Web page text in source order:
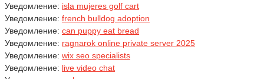
Уведомление: isla mujeres golf cart
Уведомление: french bulldog adoption
Уведомление: can puppy eat bread
Уведомление: ragnarok online private server 2025
Уведомление: wix seo specialists
Уведомление: live video chat